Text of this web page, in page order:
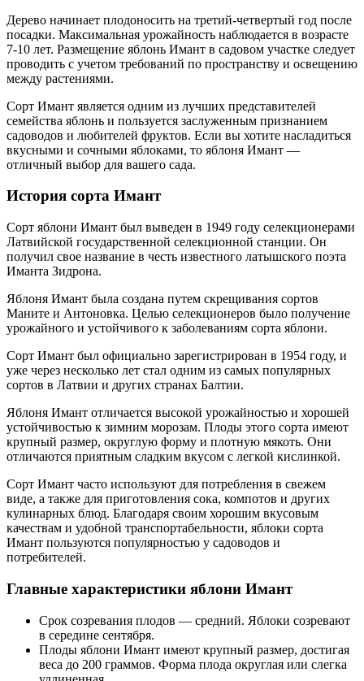
Дерево начинает плодоносить на третий-четвертый год после
посадки. Максимальная урожайность наблюдается в возрасте
7-10 лет. Размещение яблонь Имант в садовом участке следует
проводить с учетом требований по пространству и освещению
между растениями.
Сорт Имант является одним из лучших представителей
семейства яблонь и пользуется заслуженным признанием
садоводов и любителей фруктов. Если вы хотите насладиться
вкусными и сочными яблоками, то яблоня Имант —
отличный выбор для вашего сада.
История сорта Имант
Сорт яблони Имант был выведен в 1949 году селекционерами
Латвийской государственной селекционной станции. Он
получил свое название в честь известного латышского поэта
Иманта Зидрона.
Яблоня Имант была создана путем скрещивания сортов
Маните и Антоновка. Целью селекционеров было получение
урожайного и устойчивого к заболеваниям сорта яблони.
Сорт Имант был официально зарегистрирован в 1954 году, и
уже через несколько лет стал одним из самых популярных
сортов в Латвии и других странах Балтии.
Яблоня Имант отличается высокой урожайностью и хорошей
устойчивостью к зимним морозам. Плоды этого сорта имеют
крупный размер, округлую форму и плотную мякоть. Они
отличаются приятным сладким вкусом с легкой кислинкой.
Сорт Имант часто используют для потребления в свежем
виде, а также для приготовления сока, компотов и других
кулинарных блюд. Благодаря своим хорошим вкусовым
качествам и удобной транспортабельности, яблоки сорта
Имант пользуются популярностью у садоводов и
потребителей.
Главные характеристики яблони Имант
Срок созревания плодов — средний. Яблоки созревают
в середине сентября.
Плоды яблони Имант имеют крупный размер, достигая
веса до 200 граммов. Форма плода округлая или слегка